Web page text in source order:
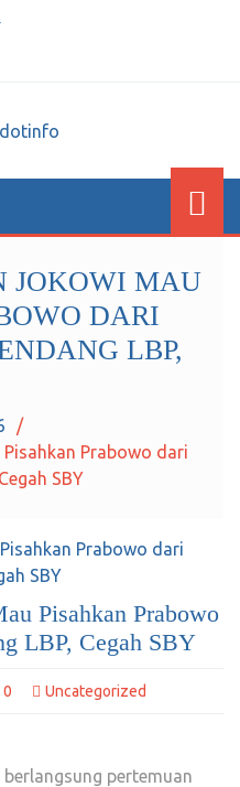
JOKOWI MAU
DARI
LBP,
Prabowo dari
SBY
Pisahkan Prabowo
LBP, Cegah SBY
0 Uncategorized
pertemuan